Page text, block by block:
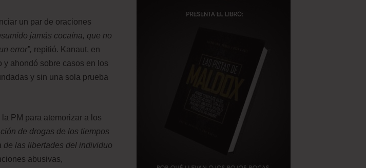
un par de oraciones
jamás cocaína, que no
error”, repitió. Kanaut, en
ahondó sobre casos en los
y sin una sola prueba
PM para atemorizar a los
de drogas de los tiempos
de las libertades del individuo
abusivas,